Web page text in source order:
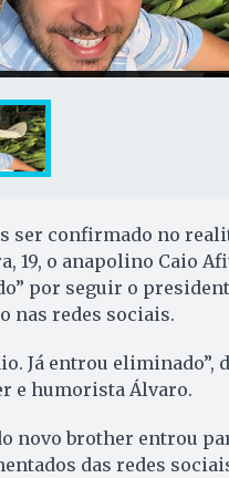
ser confirmado no
19, o anapolino Caio
por seguir o
nas redes sociais.
Já entrou eliminado”,
e humorista Álvaro.
novo brother entrou
das redes